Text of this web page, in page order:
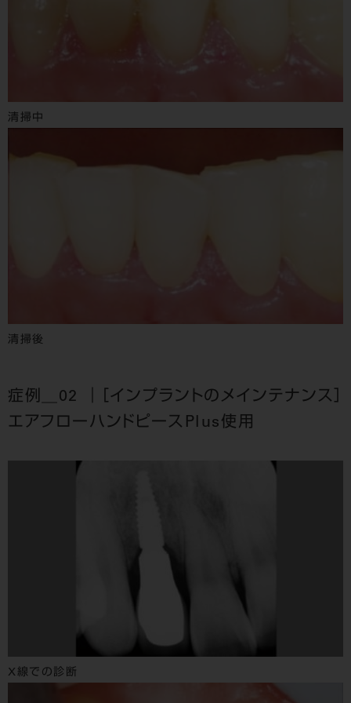
清掃中
清掃後
症例＿02 ｜［インプラントのメインテナンス］
エアフローハンドピースPlus使用
X線での診断